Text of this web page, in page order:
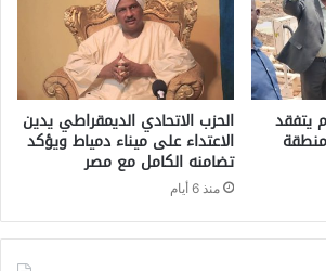
يتفقد الحزب الاتحادي الديمقراطي يدين
الاعتداء على ميناء دمياط ويؤكد
تضامنه الكامل مع مصر
منذ 6 أيام